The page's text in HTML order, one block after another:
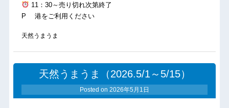
11：30～売り切れ次第終了
P 港をご利用ください
天然うまうま
天然うまうま（2026.5/1～5/15）
Posted on 2026年5月1日